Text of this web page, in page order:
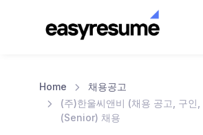
Home
채용공고
(주)한울씨앤비 (채용 공고, 구
(Senior) 채용